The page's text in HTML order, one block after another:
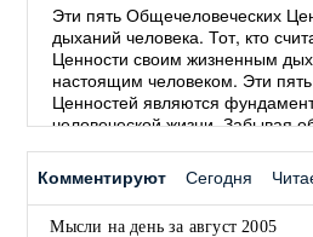
"человек →
Эти пять Общечеловеческих
дыханий человека. Тот, кто
Ценности своим жизненным
настоящим человеком. Эти
Ценностей являются
человеческой жизни. Забывая
начинает полагаться на силы
времена люди понимали, что
Ценностей необходимы для
всём мире. Мы не→
Комментируют Сегодня
Мысли на день за август 2005